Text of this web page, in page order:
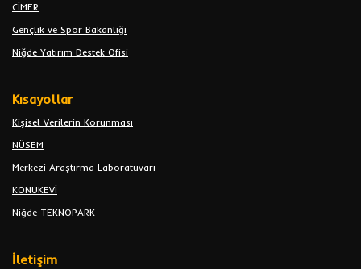
CİMER
Gençlik ve Spor Bakanlığı
Niğde Yatırım Destek Ofisi
Kısayollar
Kişisel Verilerin Korunması
NÜSEM
Merkezi Araştırma Laboratuvarı
KONUKEVİ
Niğde TEKNOPARK
İletişim